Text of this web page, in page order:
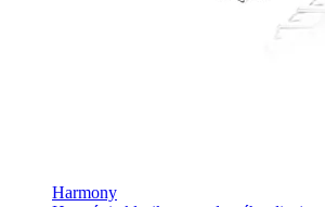
Harmony